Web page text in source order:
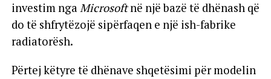
investim ngaMicrosoftnë një bazë të dhënash që
do të shfrytëzojë sipërfaqen e një ish-fabrike
radiatorësh.
Përtej këtyre të dhënave shqetësimi për modelin